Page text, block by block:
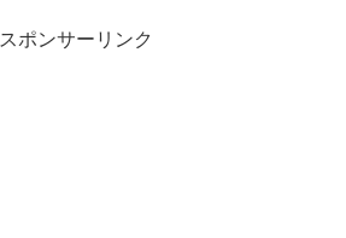
fluctuations and potential for re-
investment. Despite increased
スポンサーリンク